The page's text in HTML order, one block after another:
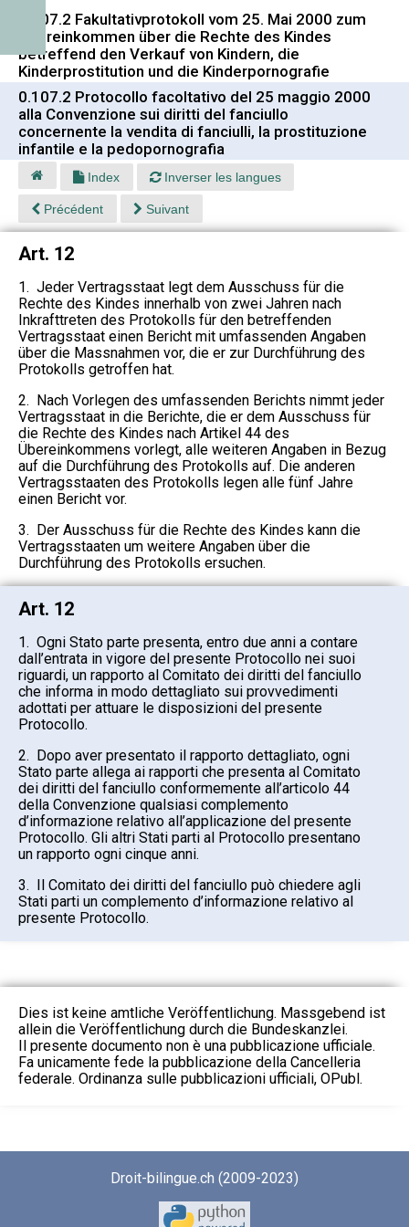
0.107.2 Fakultativprotokoll vom 25. Mai 2000 zum
Übereinkommen über die Rechte des Kindes
betreffend den Verkauf von Kindern, die
Kinderprostitution und die Kinderpornografie
0.107.2 Protocollo facoltativo del 25 maggio 2000
alla Convenzione sui diritti del fanciullo
concernente la vendita di fanciulli, la prostituzione
infantile e la pedopornografia
Index Inverser les langues
Précédent Suivant
Art. 12
1. Jeder Vertragsstaat legt dem Ausschuss für die
Rechte des Kindes innerhalb von zwei Jahren nach
Inkrafttreten des Protokolls für den betreffenden
Vertragsstaat einen Bericht mit umfassenden Angaben
über die Massnahmen vor, die er zur Durchführung des
Protokolls getroffen hat.
2. Nach Vorlegen des umfassenden Berichts nimmt jeder
Vertragsstaat in die Berichte, die er dem Ausschuss für
die Rechte des Kindes nach Artikel 44 des
Übereinkommens vorlegt, alle weiteren Angaben in Bezug
auf die Durchführung des Protokolls auf. Die anderen
Vertragsstaaten des Protokolls legen alle fünf Jahre
einen Bericht vor.
3. Der Ausschuss für die Rechte des Kindes kann die
Vertragsstaaten um weitere Angaben über die
Durchführung des Protokolls ersuchen.
Art. 12
1. Ogni Stato parte presenta, entro due anni a contare
dall’entrata in vigore del presente Protocollo nei suoi
riguardi, un rapporto al Comitato dei diritti del fanciullo
che informa in modo dettagliato sui provvedimenti
adottati per attuare le disposizioni del presente
Protocollo.
2. Dopo aver presentato il rapporto dettagliato, ogni
Stato parte allega ai rapporti che presenta al Comitato
dei diritti del fanciullo conformemente all’articolo 44
della Convenzione qualsiasi complemento
d’informazione relativo all’applicazione del presente
Protocollo. Gli altri Stati parti al Protocollo presentano
un rapporto ogni cinque anni.
3. Il Comitato dei diritti del fanciullo può chiedere agli
Stati parti un complemento d’informazione relativo al
presente Protocollo.
Dies ist keine amtliche Veröffentlichung. Massgebend ist
allein die Veröffentlichung durch die Bundeskanzlei.
Il presente documento non è una pubblicazione ufficiale.
Fa unicamente fede la pubblicazione della Cancelleria
federale. Ordinanza sulle pubblicazioni ufficiali, OPubl.
Droit-bilingue.ch (2009-2023)